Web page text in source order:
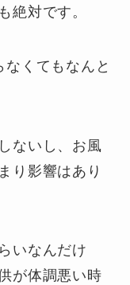
絶対です。
くてもなんと
ないし、お風
り影響はあり
いなんだけ
が体調悪い時